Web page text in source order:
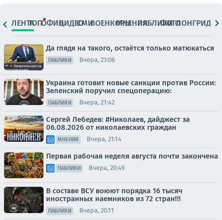
ЛЕНТАТОПОФИЦ.ВИДЕОСМИВОЕНКОРЫМНЕНИЯПАБЛИКИ
ФОТОЛОНГРИДЫ
Да глядя на такого, остаётся только матюкаться
ПАБЛИКИ Вчера, 23:06
Украина готовит новые санкции против России:
Зеленский поручил спецоперацию:
ПАБЛИКИ Вчера, 21:42
Сергей Лебедев: #Николаев, дайджест за
06.08.2026 от николаевских граждан
МНЕНИЯ Вчера, 21:14
Первая рабочая неделя августа почти закончена
ПАБЛИКИ Вчера, 20:49
В составе ВСУ воюют порядка 16 тысяч
иностранных наемников из 72 стран!!!
ПАБЛИКИ Вчера, 20:11